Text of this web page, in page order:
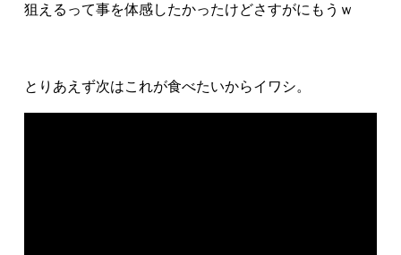
狙えるって事を体感したかったけどさすがにもうｗ
とりあえず次はこれが食べたいからイワシ。